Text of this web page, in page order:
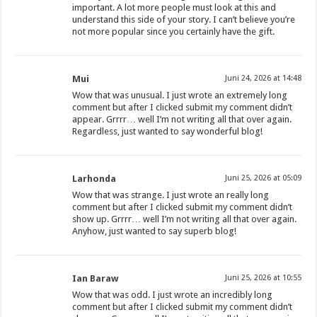
important. A lot more people must look at this and
understand this side of your story. I can’t believe you’re
not more popular since you certainly have the gift.
Mui Juni 24, 2026 at 14:48
Wow that was unusual. I just wrote an extremely long
comment but after I clicked submit my comment didn’t
appear. Grrrr… well I’m not writing all that over again.
Regardless, just wanted to say wonderful blog!
Larhonda Juni 25, 2026 at 05:09
Wow that was strange. I just wrote an really long
comment but after I clicked submit my comment didn’t
show up. Grrrr… well I’m not writing all that over again.
Anyhow, just wanted to say superb blog!
Ian Baraw Juni 25, 2026 at 10:55
Wow that was odd. I just wrote an incredibly long
comment but after I clicked submit my comment didn’t